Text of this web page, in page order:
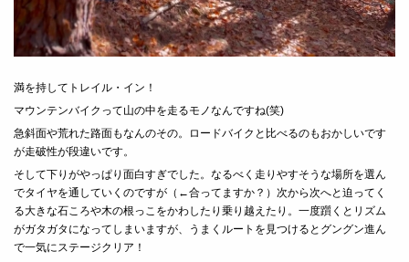
満を持してトレイル・イン！
マウンテンバイクって山の中を走るモノなんですね(笑)
急斜面や荒れた路面もなんのその。ロードバイクと比べるのもおかしいです
が走破性が段違いです。
そして下りがやっぱり面白すぎでした。なるべく走りやすそうな場所を選ん
でタイヤを通していくのですが（←合ってますか？）次から次へと迫ってく
る大きな石ころや木の根っこをかわしたり乗り越えたり。一度躓くとリズム
がガタガタになってしまいますが、うまくルートを見つけるとグングン進ん
で一気にステージクリア！